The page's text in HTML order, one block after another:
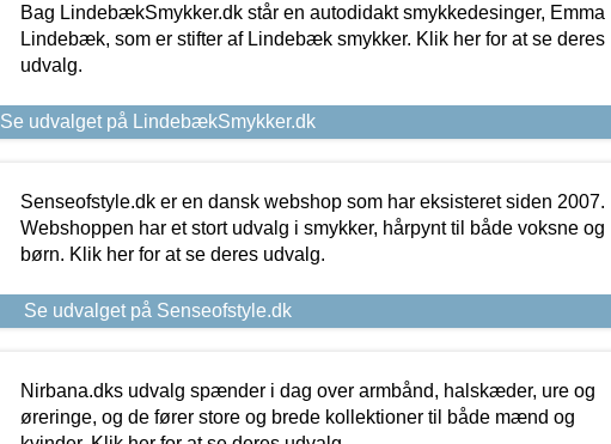
Bag LindebækSmykker.dk står en autodidakt smykkedesinger, Emma
Lindebæk, som er stifter af Lindebæk smykker. Klik her for at se deres
udvalg.
Se udvalget på LindebækSmykker.dk
Senseofstyle.dk er en dansk webshop som har eksisteret siden 2007.
Webshoppen har et stort udvalg i smykker, hårpynt til både voksne og
børn. Klik her for at se deres udvalg.
Se udvalget på Senseofstyle.dk
Nirbana.dks udvalg spænder i dag over armbånd, halskæder, ure og
øreringe, og de fører store og brede kollektioner til både mænd og